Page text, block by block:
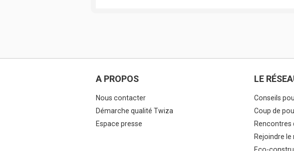
A PROPOS
Nous contacter
Démarche qualité Twiza
Espace presse
LE
Conseils
Coup de
Rencontres
Rejoindre